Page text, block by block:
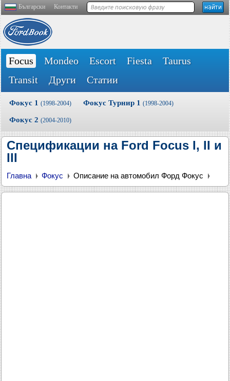
Български Контакти
Focus Mondeo Escort Fiesta
Taurus
Transit
Други Статии
Фокус 1 (1998-2004) Фокус Турнир 1 (1998-2004)
Фокус 2 (2004-2010)
Спецификации на Ford Focus I, II и
III
Главна Фокус Описание на автомобил Форд Фокус